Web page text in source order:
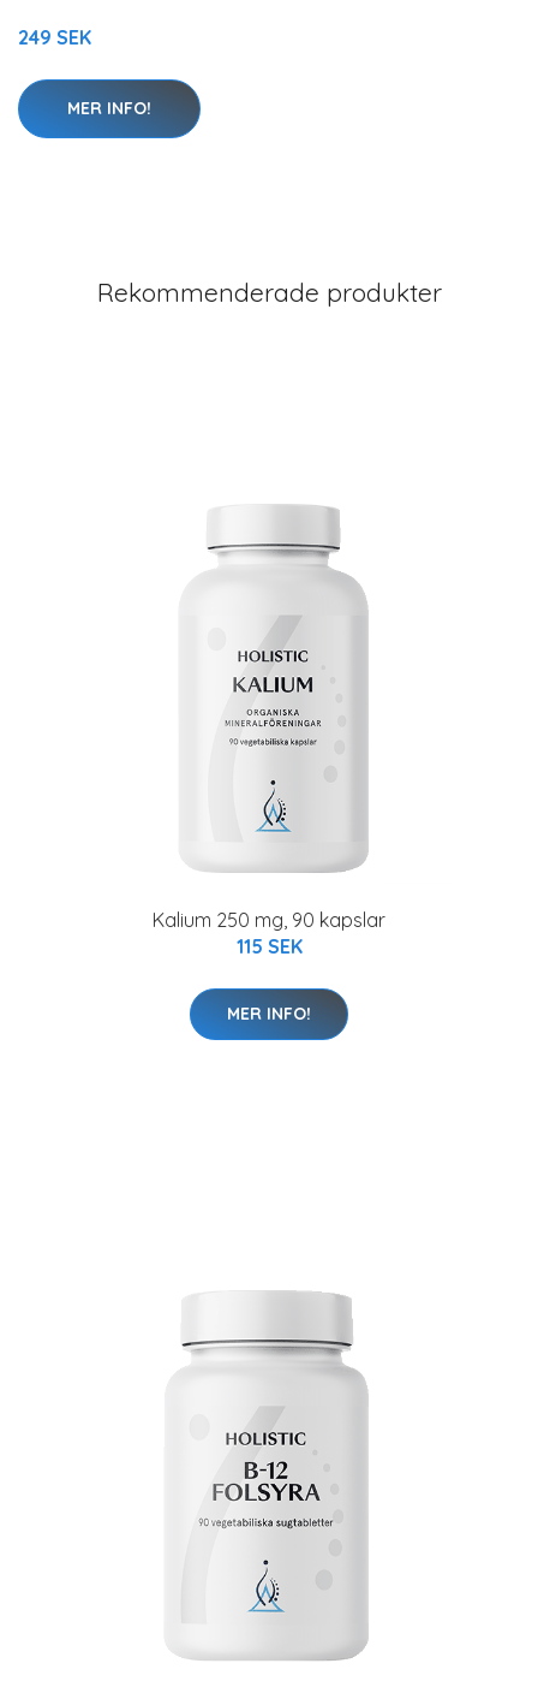
249 SEK
MER INFO!
Rekommenderade produkter
Kalium 250 mg, 90 kapslar
115 SEK
MER INFO!